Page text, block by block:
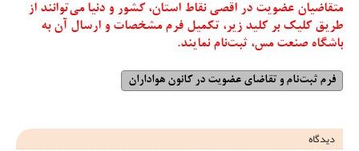
متقاضیان عضویت در اقصی نقاط استان، کشور و دنیا می‌توانند از
طریق کلیک بر کلید زیر، تکمیل فرم مشخصات و ارسال آن به
باشگاه صنعت مس، ثبت‌نام نمایند.
دیدگاه